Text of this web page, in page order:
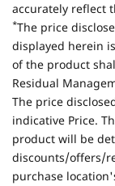
accurately reflect
*The price
displayed herein
of the product
Residual
The price
indicative Price.
product will be
discounts/offers/
purchase